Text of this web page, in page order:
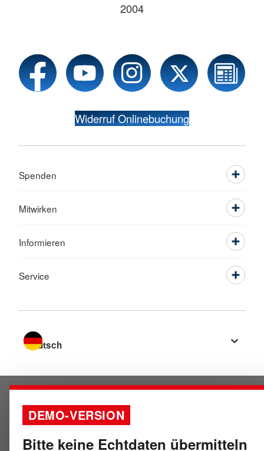
2004
Widerruf Onlinebuchung
Spenden
Mitwirken
Informieren
Service
Sprache wechseln zu
DEMO-VERSION
Bitte keine Echtdaten übermitteln